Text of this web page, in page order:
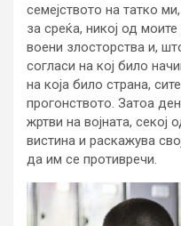
семејството на татко
за среќа, никој од
воени злосторства и,
согласи на кој било
на која било страна,
прогонството. Затоа
жртви на војната, секој
вистина и раскажува
да им се противречи.